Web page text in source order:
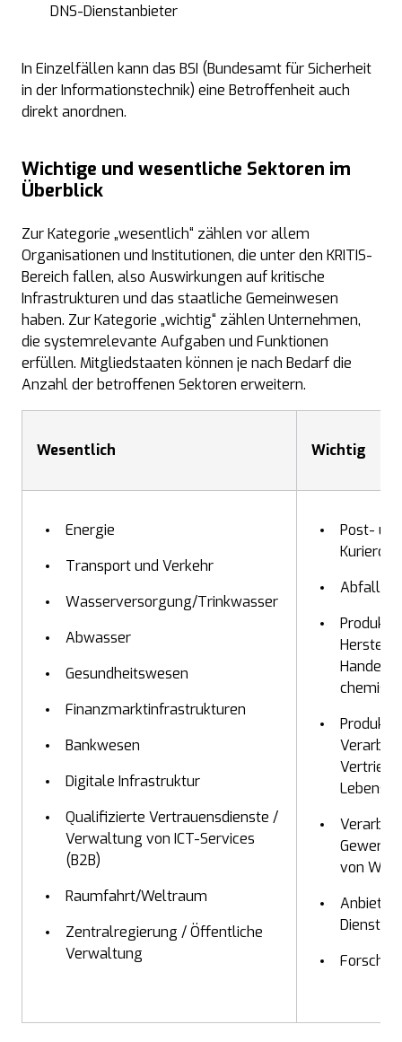
DNS-Dienstanbieter
In Einzelfällen kann das BSI (Bundesamt für Sicherheit
in der Informationstechnik) eine Betroffenheit auch
direkt anordnen.
Wichtige und wesentliche Sektoren im
Überblick
Zur Kategorie „wesentlich“ zählen vor allem
Organisationen und Institutionen, die unter den KRITIS-
Bereich fallen, also Auswirkungen auf kritische
Infrastrukturen und das staatliche Gemeinwesen
haben. Zur Kategorie „wichtig“ zählen Unternehmen,
die systemrelevante Aufgaben und Funktionen
erfüllen. Mitgliedstaaten können je nach Bedarf die
Anzahl der betroffenen Sektoren erweitern.
Wesentlich Wichtig
Energie
Transport und Verkehr
Wasserversorgung/Trinkwasser
Abwasser
Gesundheitswesen
Finanzmarktinfrastrukturen
Bankwesen
Digitale Infrastruktur
Qualifizierte Vertrauensdienste /
Verwaltung von ICT-Services
(B2B)
Raumfahrt/Weltraum
Zentralregierung / Öffentliche
Verwaltung
Post- und
Handel
Vertrieb
von
Anbieter
Dienste